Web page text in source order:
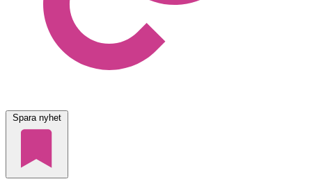
Spara nyhet